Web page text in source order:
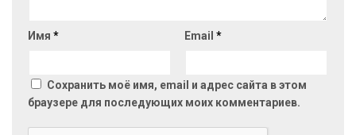
Имя * Email *
Сохранить моё имя, email и адрес сайта в этом
браузере для последующих моих комментариев.